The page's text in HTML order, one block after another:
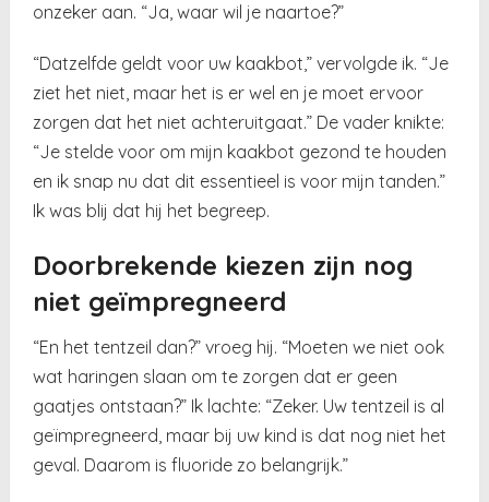
onzeker aan. “Ja, waar wil je naartoe?”
“Datzelfde geldt voor uw kaakbot,” vervolgde ik. “Je
ziet het niet, maar het is er wel en je moet ervoor
zorgen dat het niet achteruitgaat.” De vader knikte:
“Je stelde voor om mijn kaakbot gezond te houden
en ik snap nu dat dit essentieel is voor mijn tanden.”
Ik was blij dat hij het begreep.
Doorbrekende kiezen zijn nog
niet geïmpregneerd
“En het tentzeil dan?” vroeg hij. “Moeten we niet ook
wat haringen slaan om te zorgen dat er geen
gaatjes ontstaan?” Ik lachte: “Zeker. Uw tentzeil is al
geïmpregneerd, maar bij uw kind is dat nog niet het
geval. Daarom is fluoride zo belangrijk.”